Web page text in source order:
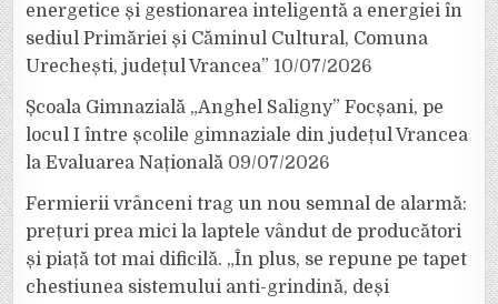
energetice și gestionarea inteligentă a energiei în
sediul Primăriei și Căminul Cultural, Comuna
Urechești, județul Vrancea” 10/07/2026
Școala Gimnazială „Anghel Saligny” Focșani, pe
locul I între școlile gimnaziale din județul Vrancea
la Evaluarea Națională 09/07/2026
Fermierii vrânceni trag un nou semnal de alarmă:
prețuri prea mici la laptele vândut de producători
și piață tot mai dificilă. „În plus, se repune pe tapet
chestiunea sistemului anti-grindină, deși